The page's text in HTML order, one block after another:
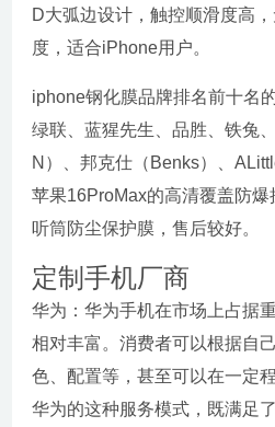
D大弧边设计，触控顺滑度高
度，适合iPhone用户。
iphone钢化膜品牌排名前十名
绿联、蓝猩先生、品胜、铁兔
N）、邦克仕（Benks）、
苹果16ProMax的高清覆盖防
听筒防尘保护膜，售后较好。
定制手机厂商
华为：华为手机在市场上占据
相对丰富。消费者可以根据自
色、配置等，甚至可以在一定
华为的这种服务模式，既满足